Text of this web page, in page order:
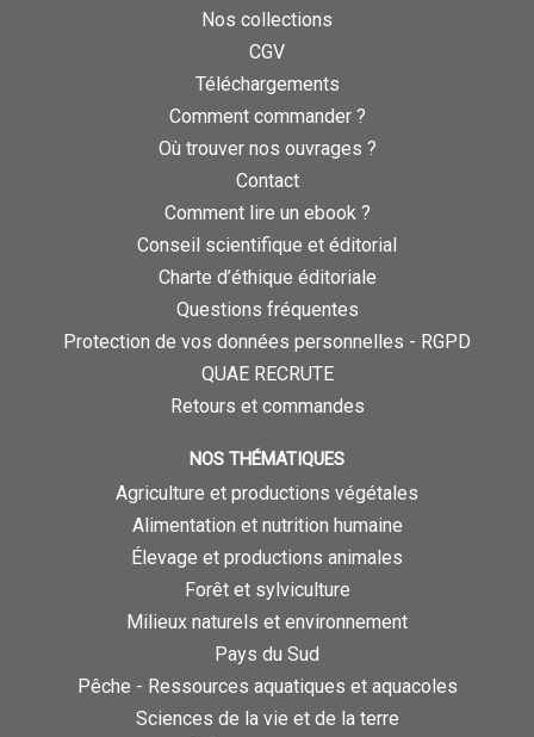
Nos collections
CGV
Téléchargements
Comment commander ?
Où trouver nos ouvrages ?
Contact
Comment lire un ebook ?
Conseil scientifique et éditorial
Charte d’éthique éditoriale
Questions fréquentes
Protection de vos données personnelles - RGPD
QUAE RECRUTE
Retours et commandes
NOS THÉMATIQUES
Agriculture et productions végétales
Alimentation et nutrition humaine
Élevage et productions animales
Forêt et sylviculture
Milieux naturels et environnement
Pays du Sud
Pêche - Ressources aquatiques et aquacoles
Sciences de la vie et de la terre